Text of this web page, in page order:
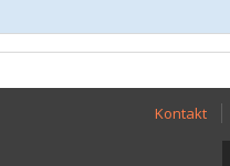
Kontakt